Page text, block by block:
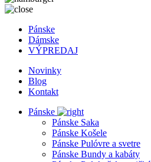
Pánske
Dámske
VÝPREDAJ
Novinky
Blog
Kontakt
Pánske
Pánske Saka
Pánske Košele
Pánske Pulóvre a svetre
Pánske Bundy a kabáty